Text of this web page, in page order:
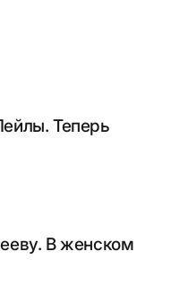
Теперь
В женском